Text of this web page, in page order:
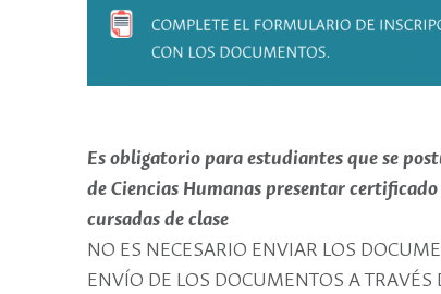
Es obligatorio para estudiantes que se
de Ciencias Humanas presentar
cursadas de clase
NO ES NECESARIO ENVIAR LOS
ENVÍO DE LOS DOCUMENTOS A